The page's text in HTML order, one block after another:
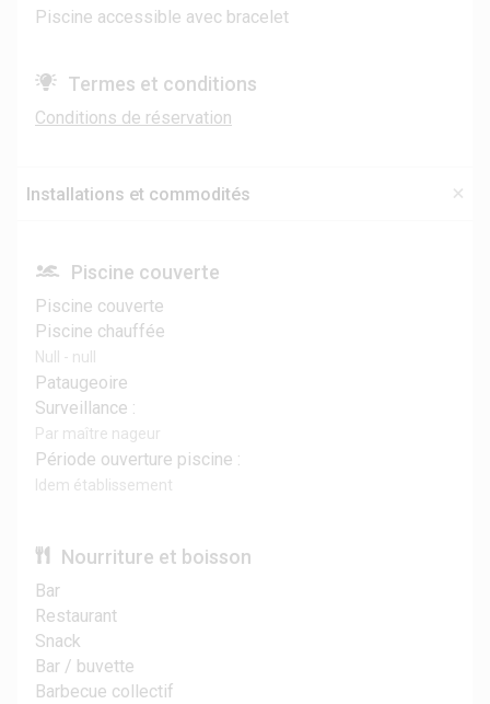
Piscine accessible avec bracelet
Termes et conditions
Conditions de réservation
Installations et commodités
Piscine couverte
Piscine couverte
Piscine chauffée
Null - null
Pataugeoire
Surveillance :
Par maître nageur
Période ouverture piscine :
Idem établissement
Nourriture et boisson
Bar
Restaurant
Snack
Bar / buvette
Barbecue collectif